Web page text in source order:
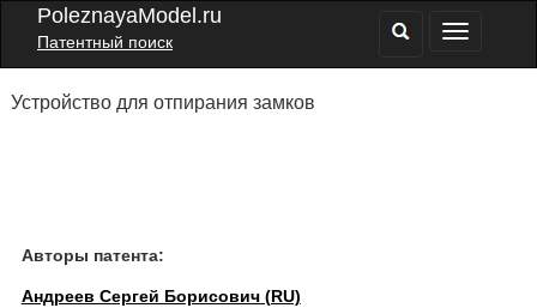
PoleznayaModel.ru
Патентный поиск
Устройство для отпирания замков
Авторы патента:
Андреев Сергей Борисович (RU)